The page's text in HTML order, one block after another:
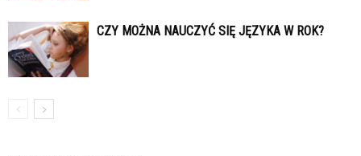
CZY MOŻNA NAUCZYĆ SIĘ JĘZYKA W ROK?